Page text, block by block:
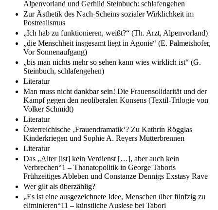
Alpenvorland und Gerhild Steinbuch: schlafengehen
Zur Ästhetik des Nach-Scheins sozialer Wirklichkeit im
Postrealismus
„Ich hab zu funktionieren, weißt?“ (Th. Arzt, Alpenvorland)
„die Menschheit insgesamt liegt in Agonie“ (E. Palmetshofer,
Vor Sonnenaufgang)
„bis man nichts mehr so sehen kann wies wirklich ist“ (G.
Steinbuch, schlafengehen)
Literatur
Man muss nicht dankbar sein! Die Frauensolidarität und der
Kampf gegen den neoliberalen Konsens (Textil-Trilogie von
Volker Schmidt)
Literatur
Österreichische ‚Frauendramatik‘? Zu Kathrin Rögglas
Kinderkriegen und Sophie A. Reyers Mutterbrennen
Literatur
Das „Alter [ist] kein Verdienst […], aber auch kein
Verbrechen“1 – Thanatopolitik in George Taboris
Frühzeitiges Ableben und Constanze Dennigs Exstasy Rave
Wer gilt als überzählig?
„Es ist eine ausgezeichnete Idee, Menschen über fünfzig zu
eliminieren“11 – künstliche Auslese bei Tabori